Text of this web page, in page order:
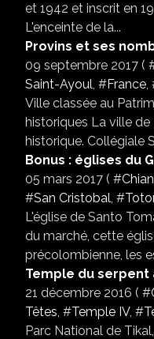
et 1942 et inscrit en
L'enceinte de la...
Provins et ses
09 septembre 2017 (
Saint-Ayoul, #France,
Ville classée au
historiques La ville
historique. Collégiale
Bonus : églises du
05 mars 2017 ( #
#San Cristobal, #
L'église de Santo
du marché, cette
précolombienne, les
Temple du serpent
21 décembre 2016 ( #
Têtes, #Temple IV, #
Parc National de